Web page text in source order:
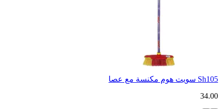
Sh105 سويت هوم مكنسة مع عصا
34.00